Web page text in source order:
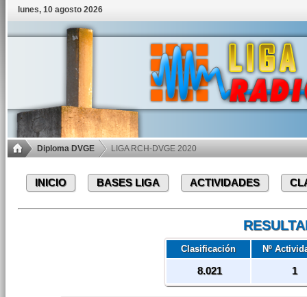
lunes, 10 agosto 2026
Diploma DVGE LIGA RCH-DVGE 2020
INICIO BASES LIGA ACTIVIDADES
Clasificación Nº
8.021 1